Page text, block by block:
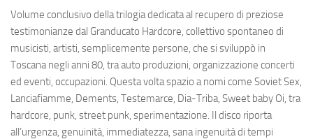
Volume conclusivo della trilogia dedicata al recupero di preziose
testimonianze dal Granducato Hardcore, collettivo spontaneo di
musicisti, artisti, semplicemente persone, che si sviluppò in
Toscana negli anni 80, tra auto produzioni, organizzazione concerti
ed eventi, occupazioni. Questa volta spazio a nomi come Soviet Sex,
Lanciafiamme, Dements, Testemarce, Dia-Triba, Sweet baby Oi, tra
hardcore, punk, street punk, sperimentazione. Il disco riporta
all’urgenza, genuinità, immediatezza, sana ingenuità di tempi